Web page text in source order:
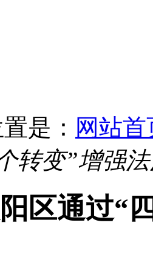
是： 网站首
转变”增强
区通过“